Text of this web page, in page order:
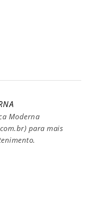
Moderna
para mais